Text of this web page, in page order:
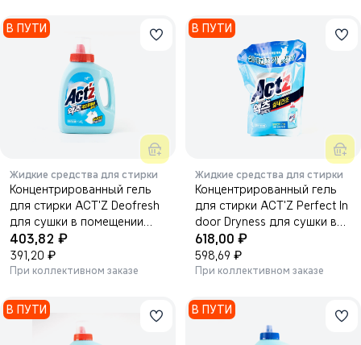
В ПУТИ
Жидкие средства для стирки
Концентрированный гель
для стирки ACT'Z Deofresh
для сушки в помещении
1400 мл.
403,82 ₽
391,20 ₽
При коллективном заказе
В ПУТИ
Жидкие средства для стирки
Концентрированный гель
для стирки ACT'Z Perfect In
door Dryness для сушки в
помещении 2200 мл.
618,00 ₽
598,69 ₽
При коллективном заказе
В ПУТИ В ПУТИ